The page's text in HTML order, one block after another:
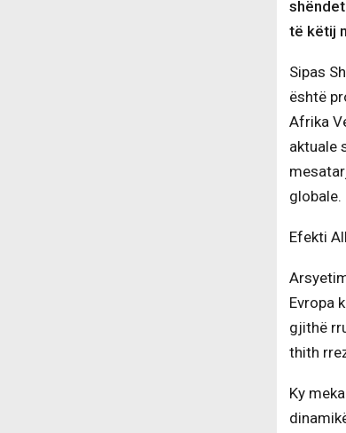
të këtij
Sipas
është
Afrika
aktuale
globale.
Efekti
Evropa
gjithë
thith
Ky